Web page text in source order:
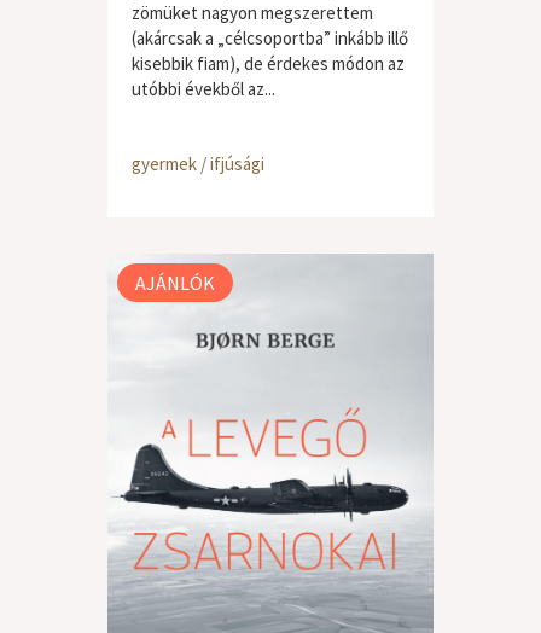
zömüket nagyon megszerettem
(akárcsak a „célcsoportba” inkább illő
kisebbik fiam), de érdekes módon az
utóbbi évekből az...
gyermek / ifjúsági
AJÁNLÓK